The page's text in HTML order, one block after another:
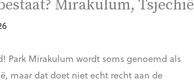
Mirakulum, Tsjechië
Park Mirakulum wordt soms genoemd als
maar dat doet niet echt recht aan de